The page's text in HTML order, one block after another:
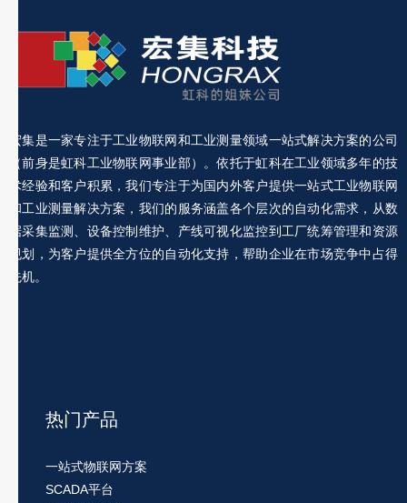
宏集是一家专注于工业物联网和工业测量领域一站式解决方案的公司
（前身是虹科工业物联网事业部）。依托于虹科在工业领域多年的技
术经验和客户积累，我们专注于为国内外客户提供一站式工业物联网
和工业测量解决方案，我们的服务涵盖各个层次的自动化需求，从数
据采集监测、设备控制维护、产线可视化监控到工厂统筹管理和资源
规划，为客户提供全方位的自动化支持，帮助企业在市场竞争中占得
先机。
热门产品
一站式物联网方案
SCADA平台